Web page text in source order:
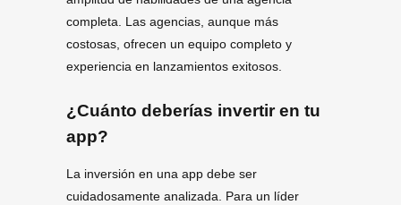
completa. Las agencias, aunque más
costosas, ofrecen un equipo completo y
experiencia en lanzamientos exitosos.
¿Cuánto deberías invertir en tu
app?
La inversión en una app debe ser
cuidadosamente analizada. Para un líder